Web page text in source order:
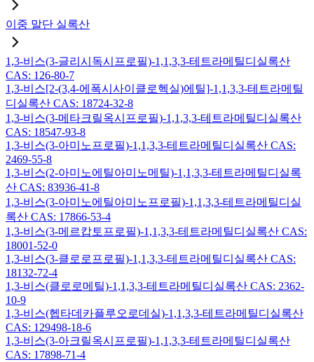
이중 말단 실록산
1,3-비스(3-글리시독시프로필)-1,1,3,3-테트라메틸디실록산
CAS: 126-80-7
1,3-비스[2-(3,4-에폭시사이클로헥실)에틸]-1,1,3,3-테트라메틸
디실록산 CAS: 18724-32-8
1,3-비스(3-메타크릴옥시프로필)-1,1,3,3-테트라메틸디실록산
CAS: 18547-93-8
1,3-비스(3-아미노프로필)-1,1,3,3-테트라메틸디실록산 CAS:
2469-55-8
1,3-비스(2-아미노에틸아미노메틸)-1,1,3,3-테트라메틸디실록
산 CAS: 83936-41-8
1,3-비스(3-아미노에틸아미노프로필)-1,1,3,3-테트라메틸디실
록산 CAS: 17866-53-4
1,3-비스(3-메르캅토프로필)-1,1,3,3-테트라메틸디실록산 CAS:
18001-52-0
1,3-비스(3-클로로프로필)-1,1,3,3-테트라메틸디실록산 CAS:
18132-72-4
1,3-비스(클로로메틸)-1,1,3,3-테트라메틸디실록산 CAS: 2362-
10-9
1,3-비스(헵타데카플루오로데실)-1,1,3,3-테트라메틸디실록산
CAS: 129498-18-6
1,3-비스(3-아크릴옥시프로필)-1,1,3,3-테트라메틸디실록산
CAS: 17898-71-4